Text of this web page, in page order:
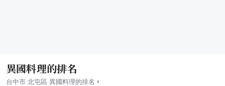
異國料理的排名
台中市 北屯區 異國料理的排名 ›